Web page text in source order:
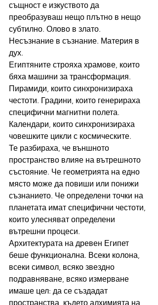
същност е изкуството да
преобразуваш нещо плътно в нещо
субтилно. Олово в злато.
Несъзнание в съзнание. Материя в
дух.
Египтяните строяха храмове, които
бяха машини за трансформация.
Пирамиди, които синхронизираха
честоти. Градини, които генерираха
специфични магнитни полета.
Календари, които синхронизираха
човешките цикли с космическите.
Те разбираха, че външното
пространство влияе на вътрешното
състояние. Че геометрията на едно
място може да повиши или понижи
съзнанието. Че определени точки на
планетата имат специфични честоти,
които улесняват определени
вътрешни процеси.
Архитектурата на древен Египет
беше функционална. Всеки колона,
всеки символ, всяко звездно
подравняване, всяко измерване
имаше цел: да се създадат
пространства, където алхимията на